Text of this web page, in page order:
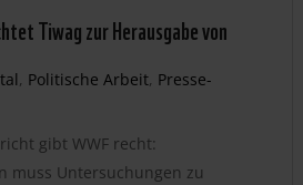
Tiwag zur Herausgabe von
, Politische Arbeit, Presse-
gibt WWF recht:
muss Untersuchungen zu